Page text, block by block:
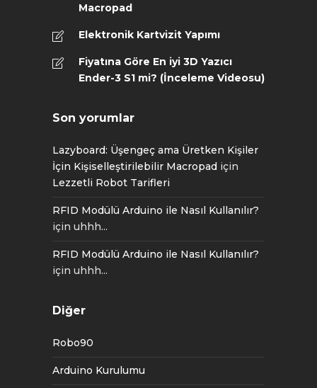
Macropad
Elektronik Kartvizit Yapımı
Fiyatına Göre En iyi 3D Yazıcı
Ender-3 S1 mi? (İnceleme Videosu)
Son yorumlar
Lazyboard: Üşengeç ama Üretken Kişiler
İçin Kişiselleştirilebilir Macropad için
Lezzetli Robot Tarifleri
RFID Modülü Arduino ile Nasıl Kullanılır?
için uhhh...
RFID Modülü Arduino ile Nasıl Kullanılır?
için uhhh...
Diğer
Robo90
Arduino Kurulumu